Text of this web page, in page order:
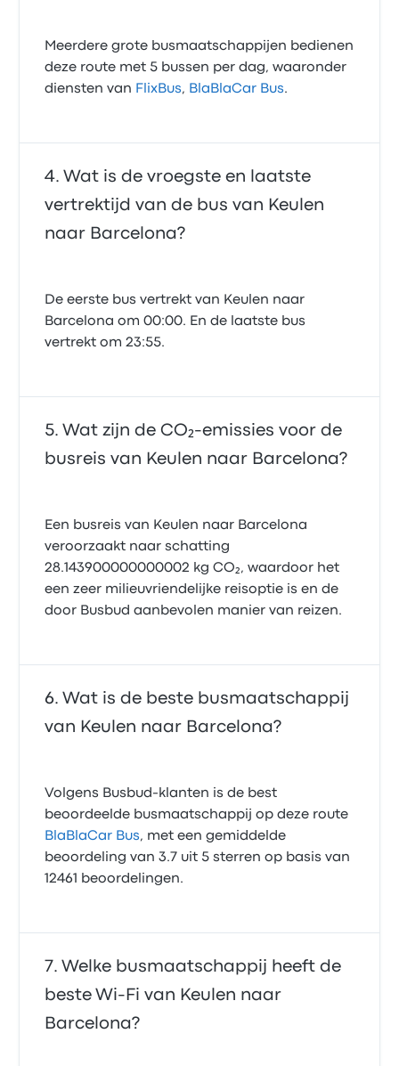
Meerdere grote busmaatschappijen bedienen
deze route met 5 bussen per dag, waaronder
diensten van FlixBus, BlaBlaCar Bus.
Wat is de vroegste en laatste
vertrektijd van de bus van Keulen
naar Barcelona?
De eerste bus vertrekt van Keulen naar
Barcelona om 00:00. En de laatste bus
vertrekt om 23:55.
Wat zijn de CO₂-emissies voor de
busreis van Keulen naar Barcelona?
Een busreis van Keulen naar Barcelona
veroorzaakt naar schatting
28.143900000000002 kg CO₂, waardoor het
een zeer milieuvriendelijke reisoptie is en de
door Busbud aanbevolen manier van reizen.
Wat is de beste busmaatschappij
van Keulen naar Barcelona?
Volgens Busbud-klanten is de best
beoordeelde busmaatschappij op deze route
BlaBlaCar Bus, met een gemiddelde
beoordeling van 3.7 uit 5 sterren op basis van
12461 beoordelingen.
Welke busmaatschappij heeft de
beste Wi‑Fi van Keulen naar
Barcelona?